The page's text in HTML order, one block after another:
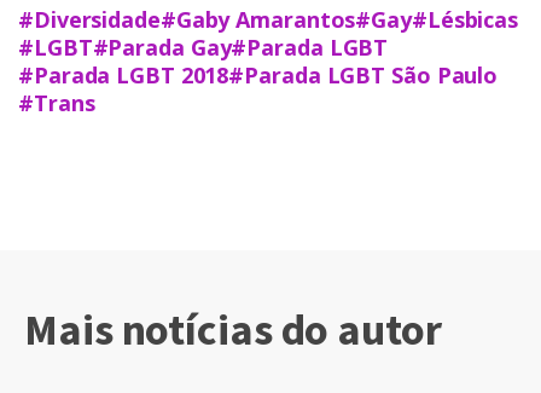
#Diversidade#Gaby Amarantos#Gay#Lésbicas
#LGBT#Parada Gay#Parada LGBT
#Parada LGBT 2018#Parada LGBT São Paulo
#Trans
Mais notícias do autor